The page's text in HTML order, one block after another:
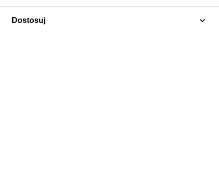
Polecamy
Dostosuj